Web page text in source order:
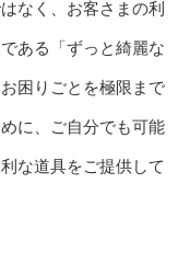
なく、お客さまの利
ある「ずっと綺麗な
困りごとを極限まで
に、ご自分でも可能
な道具をご提供して